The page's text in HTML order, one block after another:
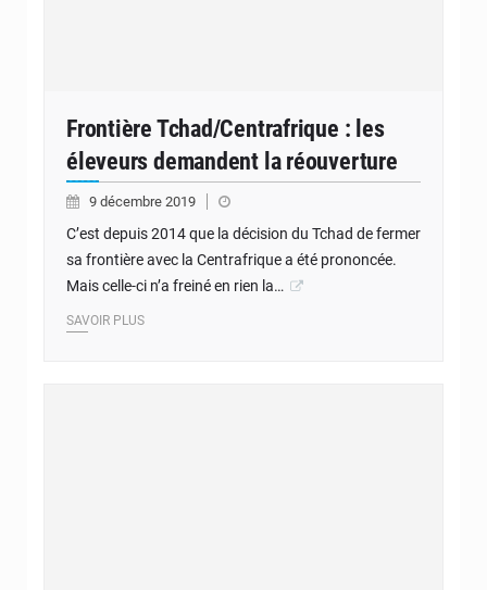
Frontière Tchad/Centrafrique : les
éleveurs demandent la réouverture
9 décembre 2019
C’est depuis 2014 que la décision du Tchad de fermer
sa frontière avec la Centrafrique a été prononcée.
Mais celle-ci n’a freiné en rien la…
SAVOIR PLUS